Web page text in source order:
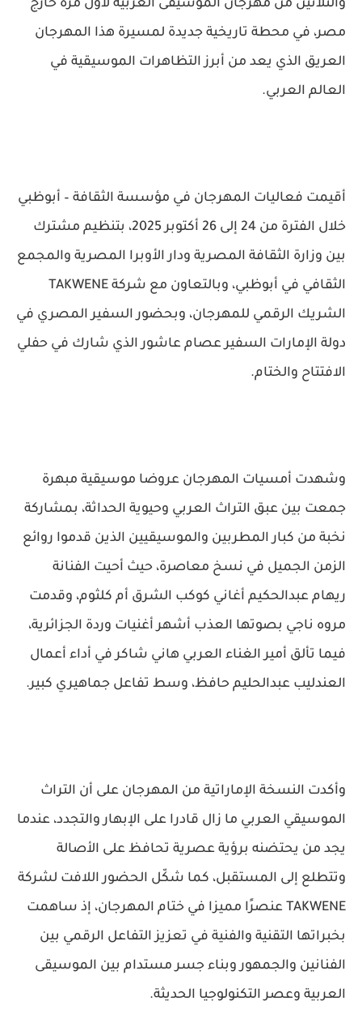
والثلاثين من مهرجان الموسيقى العربية لأول مرة خارج
مصر، في محطة تاريخية جديدة لمسيرة هذا المهرجان
العريق الذي يعد من أبرز التظاهرات الموسيقية في
العالم العربي.
أقيمت فعاليات المهرجان في مؤسسة الثقافة – أبوظبي
خلال الفترة من 24 إلى 26 أكتوبر 2025، بتنظيم مشترك
بين وزارة الثقافة المصرية ودار الأوبرا المصرية والمجمع
الثقافي في أبوظبي، وبالتعاون مع شركة TAKWENE
الشريك الرقمي للمهرجان، وبحضور السفير المصري في
دولة الإمارات السفير عصام عاشور الذي شارك في حفلي
الافتتاح والختام.
وشهدت أمسيات المهرجان عروضا موسيقية مبهرة
جمعت بين عبق التراث العربي وحيوية الحداثة، بمشاركة
نخبة من كبار المطربين والموسيقيين الذين قدموا روائع
الزمن الجميل في نسخ معاصرة، حيث أحيت الفنانة
ريهام عبدالحكيم أغاني كوكب الشرق أم كلثوم، وقدمت
مروه ناجي بصوتها العذب أشهر أغنيات وردة الجزائرية،
فيما تألق أمير الغناء العربي هاني شاكر في أداء أعمال
العندليب عبدالحليم حافظ، وسط تفاعل جماهيري كبير.
وأكدت النسخة الإماراتية من المهرجان على أن التراث
الموسيقي العربي ما زال قادرا على الإبهار والتجدد، عندما
يجد من يحتضنه برؤية عصرية تحافظ على الأصالة
وتتطلع إلى المستقبل، كما شكّل الحضور اللافت لشركة
TAKWENE عنصرًا مميزا في ختام المهرجان، إذ ساهمت
بخبراتها التقنية والفنية في تعزيز التفاعل الرقمي بين
الفنانين والجمهور وبناء جسر مستدام بين الموسيقى
العربية وعصر التكنولوجيا الحديثة.